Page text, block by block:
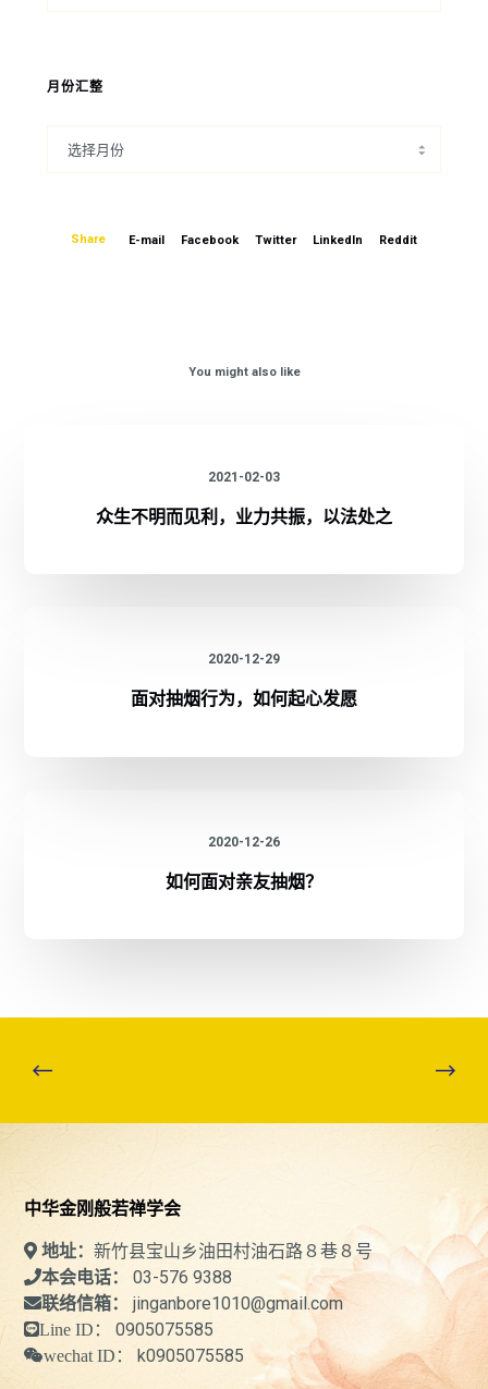
月份汇整
Share E-mail Facebook Twitter LinkedIn Reddit
You might also like
2021-02-03
众生不明而见利，业力共振，以法处之
2020-12-29
面对抽烟行为，如何起心发愿
2020-12-26
如何面对亲友抽烟？
中华金刚般若禅学会
地址：新竹县宝山乡油田村油石路８巷８号
本会电话： 03-576 9388
联络信箱： jinganbore1010@gmail.com
Line ID： 0905075585
wechat ID： k0905075585